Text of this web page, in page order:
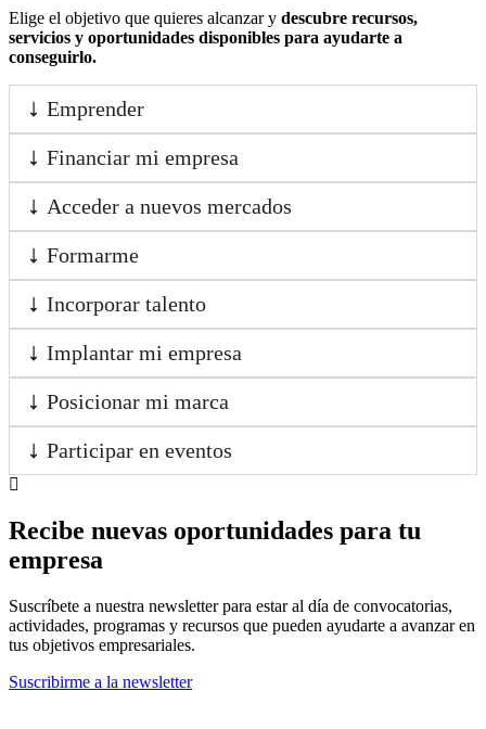
Elige el objetivo que quieres alcanzar y descubre recursos,
servicios y oportunidades disponibles para ayudarte a
conseguirlo.
Emprender
Financiar mi empresa
Acceder a nuevos mercados
Formarme
Incorporar talento
Implantar mi empresa
Posicionar mi marca
Participar en eventos
Recibe nuevas oportunidades para tu
empresa
Suscríbete a nuestra newsletter para estar al día de convocatorias,
actividades, programas y recursos que pueden ayudarte a avanzar en
tus objetivos empresariales.
Suscribirme a la newsletter